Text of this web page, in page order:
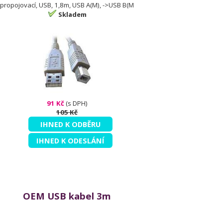
propojovací, USB, 1,8m, USB A(M), ->USB B(M
Skladem
91 Kč(s DPH)
105 Kč
IHNED K ODBĚRU
IHNED K ODESLÁNÍ
OEM USB kabel 3m